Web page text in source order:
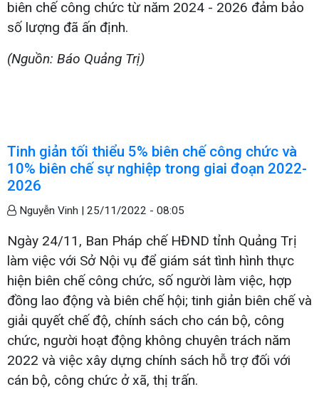
biên chế công chức từ năm 2024 - 2026 đảm bảo
số lượng đã ấn định.
(Nguồn: Báo Quảng Trị)
Tinh giản tối thiểu 5% biên chế công chức và
10% biên chế sự nghiệp trong giai đoạn 2022-
2026
Nguyễn Vinh | 25/11/2022 - 08:05
Ngày 24/11, Ban Pháp chế HĐND tỉnh Quảng Trị
làm việc với Sở Nội vụ để giám sát tình hình thực
hiện biên chế công chức, số người làm việc, hợp
đồng lao động và biên chế hội; tinh giản biên chế và
giải quyết chế độ, chính sách cho cán bộ, công
chức, người hoạt động không chuyên trách năm
2022 và việc xây dựng chính sách hỗ trợ đối với
cán bộ, công chức ở xã, thị trấn.